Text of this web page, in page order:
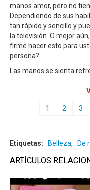
manos amor, pero no
Dependiendo de sus
tan rápido y sencillo y
la televisión. O mejor
firme hacer esto para
persona?
Las manos se sienta
1 2 3
Etiquetas: Belleza, De
ARTÍCULOS